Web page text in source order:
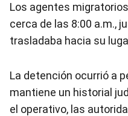
Los agentes
cerca de las 8:00 a.m.,
trasladaba hacia su
La detención ocurrió a
mantiene un historial
el operativo, las